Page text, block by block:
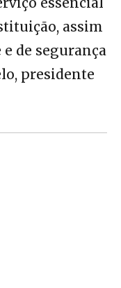
assim
de segurança
presidente